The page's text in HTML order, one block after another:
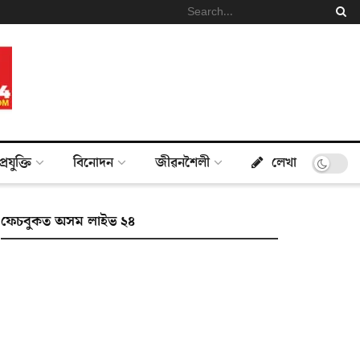
প্ৰযুক্তি বিনোদন জীৱনশৈলী লেখা
ফেচবুকত অসম লাইভ ২৪